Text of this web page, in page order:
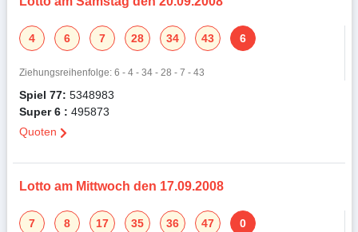
4 6 7 28 34 43 6
Ziehungsreihenfolge: 6 - 4 - 34 - 28 - 7 - 43
Spiel 77: 5348983
Super 6 : 495873
Quoten
Lotto am Mittwoch den 17.09.2008
7 8 17 35 36 47 0